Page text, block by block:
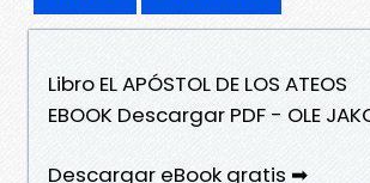
Libro EL APÓSTOL DE LOS ATEOS
EBOOK Descargar PDF - OLE
Descargar eBook gratis ➡